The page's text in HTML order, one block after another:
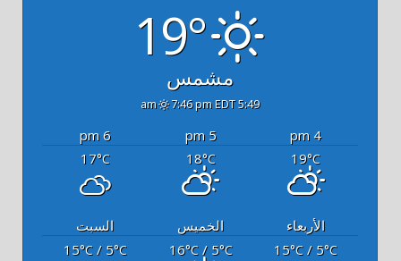
19°
مشمس
5:49 am
7:46 pm EDT
4 pm
5 pm
6 pm
19°C
18°C
17°C
الأربعاء الخميس
السبت
15°C / 5°C
16°C/ 5°C
15°C/ 5°C